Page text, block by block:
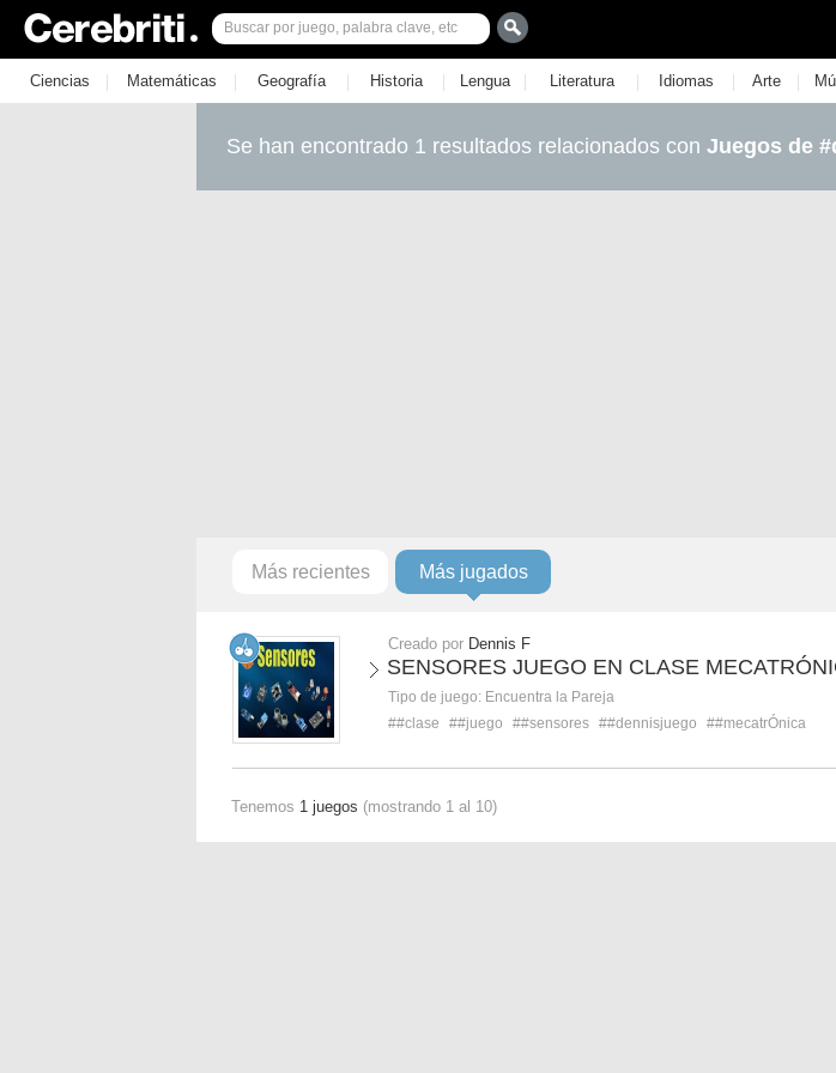
Ciencias | Matemáticas | Geografía | Historia | Lengua | Literatura | Idiomas | Arte |
Se han encontrado 1 resultados relacionados con Juegos de
Más recientes Más jugados
Creado por Dennis F
SENSORES JUEGO EN CLASE
Tipo de juego: Encuentra la Pareja
##clase
##juego ##sensores ##dennisjuego ##mecatrÓnica
Tenemos 1 juegos (mostrando 1 al 10)